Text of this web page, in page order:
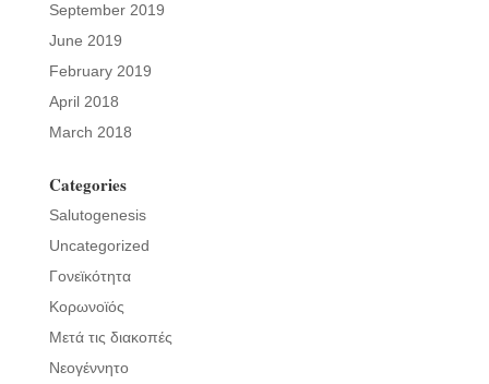
September 2019
June 2019
February 2019
April 2018
March 2018
Categories
Salutogenesis
Uncategorized
Γονεϊκότητα
Κορωνοϊός
Μετά τις διακοπές
Νεογέννητο